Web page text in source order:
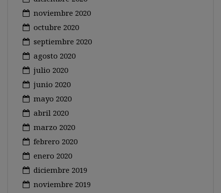
noviembre 2020
octubre 2020
septiembre 2020
agosto 2020
julio 2020
junio 2020
mayo 2020
abril 2020
marzo 2020
febrero 2020
enero 2020
diciembre 2019
noviembre 2019